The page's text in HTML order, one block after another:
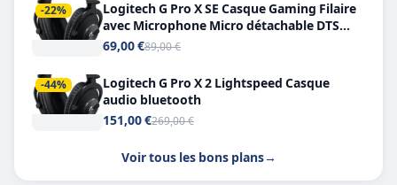
-22%
Logitech G Pro X SE Casque Gaming Filaire
avec Microphone Micro détachable DTS
Headphone X 7.1
69,00 €89,00 €
-44%
Logitech G Pro X 2 Lightspeed Casque
audio bluetooth
151,00 €269,00 €
Voir tous les bons plans→